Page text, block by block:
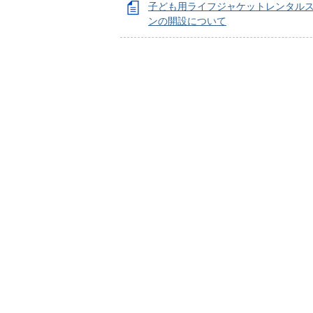
子ども用ライフジャケットレンタル
ンの開設について